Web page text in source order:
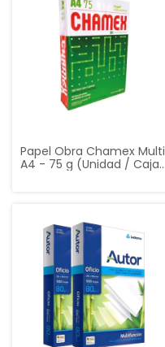
Papel Obra Chamex Multi
A4 - 75 g (Unidad / Caja